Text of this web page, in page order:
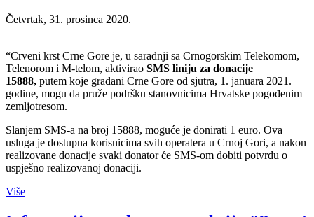
Četvrtak, 31. prosinca 2020.
“Crveni krst Crne Gore je, u saradnji sa Crnogorskim Telekomom,
Telenorom i M-telom, aktivirao SMS liniju za donacije
15888, putem koje građani Crne Gore od sjutra, 1. januara 2021.
godine, mogu da pruže podršku stanovnicima Hrvatske pogođenim
zemljotresom.
Slanjem SMS-a na broj 15888, moguće je donirati 1 euro. Ova
usluga je dostupna korisnicima svih operatera u Crnoj Gori, a nakon
realizovane donacije svaki donator će SMS-om dobiti potvrdu o
uspješno realizovanoj donaciji.
Više